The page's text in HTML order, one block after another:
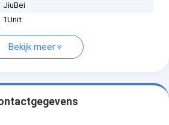
JiuBei
1Unit
Bekijk meer